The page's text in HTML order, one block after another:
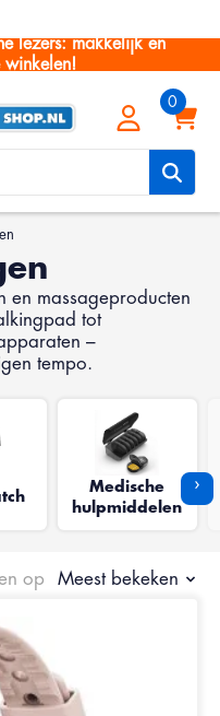
lezers: makkelijk en
winkelen!
en massageproducten
tot
–
tempo.
Medische
hulpmiddelen
›
op Meest bekeken